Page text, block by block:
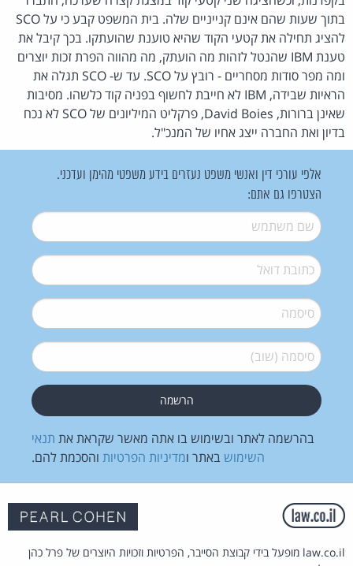
בתוך שעות שהם אינם קנייניים שלה. בית המשפט קבע כי על SCO
להציג תחילה את קטעי הקוד שהיא טוענת שהועתקו. בכך קיבל את
טענת IBM שהנטל לזהות מה הועתק, מה מהווה הפרת זכות יוצרים
ומה מפר סודות מסחריים - רובץ על SCO. עד ש- SCO תגלה את
הראיות שבידה, IBM לא חייבת לחשוף בפניה קוד כלשהו. מסיבות
שאינן ברורות, David Boies, פרקליט המיליונים של SCO לא נכח
בדיון ואת החברה ייצג אחיו של המנכ"ל.
אלפי עורכי דין ואנשי משפט נעזרים בידע משפטי מהימן ועדכני.
הצטרפו גם אתם:
שם משתמש*
דואל*
סיסמה*
סיסמה (שוב)*
בהרשמה לאתר ובשימוש בו אתה מאשר שקראת את תנאי
השימוש באתר ומדיניות הפרטיות והסכמת להם.
law.co.il מופעל בידי קבוצת הסייבר, הפרטיות וזכויות היוצרים של פרל כהן